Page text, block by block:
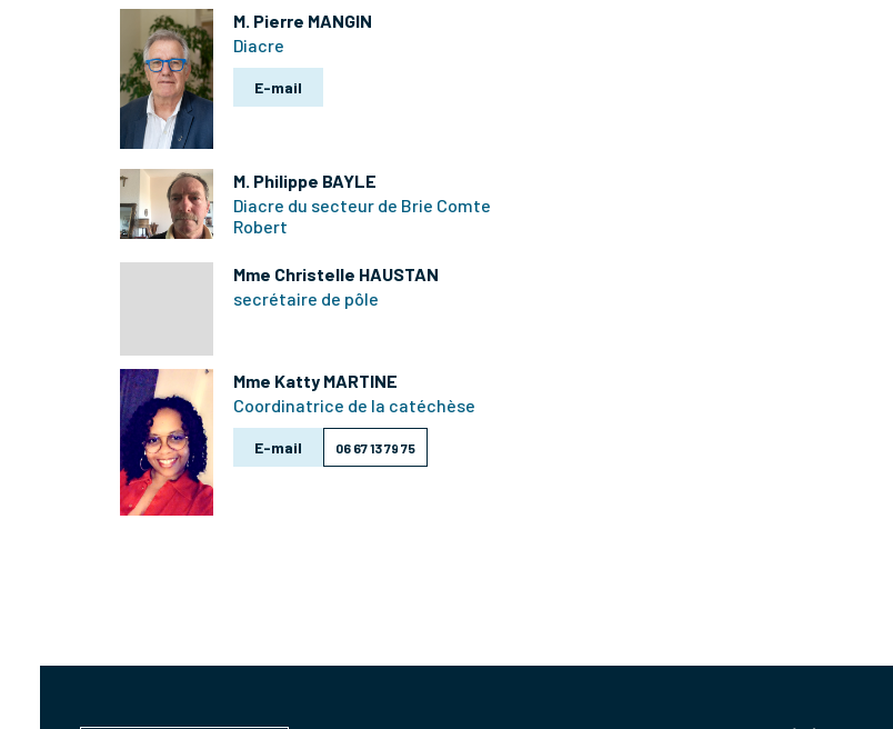
M. Pierre MANGIN
Diacre
E-mail
M. Philippe BAYLE
Diacre du secteur de Brie Comte
Robert
Mme Christelle HAUSTAN
secrétaire de pôle
Mme Katty MARTINE
Coordinatrice de la catéchèse
E-mail 06 67 13 79 75